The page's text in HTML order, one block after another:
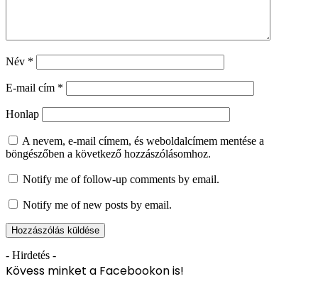
Név *
E-mail cím *
Honlap
A nevem, e-mail címem, és weboldalcímem mentése a
böngészőben a következő hozzászólásomhoz.
Notify me of follow-up comments by email.
Notify me of new posts by email.
- Hirdetés -
Kövess minket a Facebookon is!